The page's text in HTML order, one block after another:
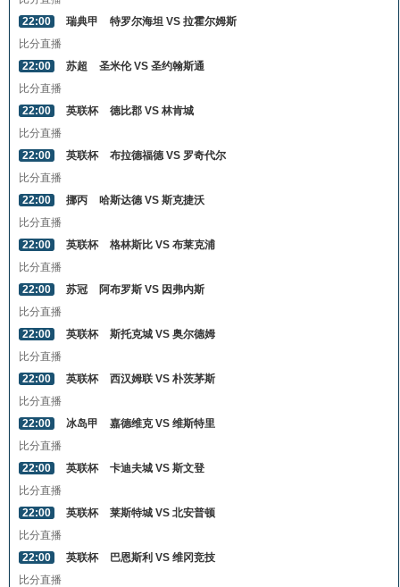
22:00
瑞典甲
特罗尔海坦 VS 拉霍尔姆斯
比分直播
22:00
苏超
圣米伦 VS 圣约翰斯通
比分直播
22:00
英联杯
德比郡 VS 林肯城
比分直播
22:00
英联杯
布拉德福德 VS 罗奇代尔
比分直播
22:00
挪丙
哈斯达德 VS 斯克捷沃
比分直播
22:00
英联杯
格林斯比 VS 布莱克浦
比分直播
22:00
苏冠
阿布罗斯 VS 因弗内斯
比分直播
22:00
英联杯
斯托克城 VS 奥尔德姆
比分直播
22:00
英联杯
西汉姆联 VS 朴茨茅斯
比分直播
22:00
冰岛甲
嘉德维克 VS 维斯特里
比分直播
22:00
英联杯
卡迪夫城 VS 斯文登
比分直播
22:00
英联杯
莱斯特城 VS 北安普顿
比分直播
22:00
英联杯
巴恩斯利 VS 维冈竞技
比分直播